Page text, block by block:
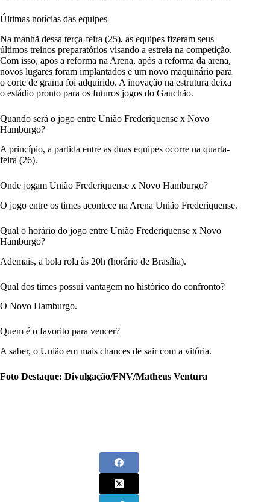
Últimas notícias das equipes
Na manhã dessa terça-feira (25), as equipes fizeram seus
últimos treinos preparatórios visando a estreia na competição.
Com isso, após a reforma na Arena, após a reforma da arena,
novos lugares foram implantados e um novo maquinário para
o corte de grama foi adquirido. A inovação na estrutura deixa
o estádio pronto para os futuros jogos do Gauchão.
Quando será o jogo entre União Frederiquense x Novo
Hamburgo?
A princípio, a partida entre as duas equipes ocorre na quarta-
feira (26).
Onde jogam União Frederiquense x Novo Hamburgo?
O jogo entre os times acontece na Arena União Frederiquense.
Qual o horário do jogo entre União Frederiquense x Novo
Hamburgo?
Ademais, a bola rola às 20h (horário de Brasília).
Qual dos times possui vantagem no histórico do confronto?
O Novo Hamburgo.
Quem é o favorito para vencer?
A saber, o União em mais chances de sair com a vitória.
Foto Destaque: Divulgação/FNV/Matheus Ventura